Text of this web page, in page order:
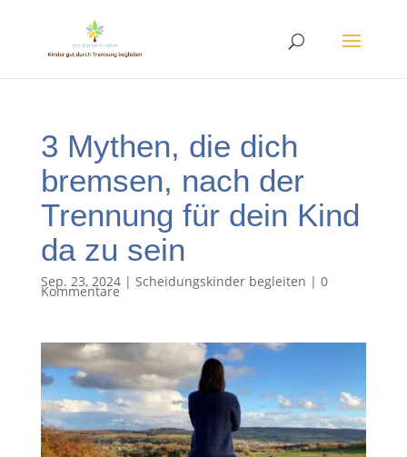
3 Mythen, die dich
bremsen, nach der
Trennung für dein Kind
da zu sein
Sep. 23, 2024| Scheidungskinder begleiten | 0
Kommentare